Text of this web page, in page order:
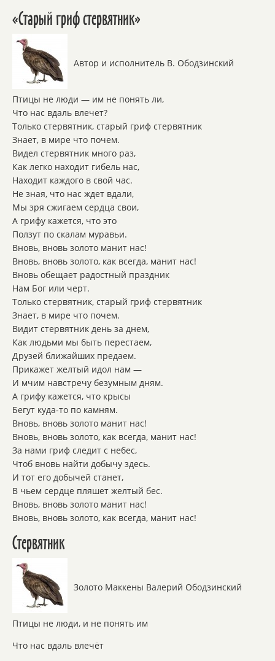
«Старый гриф стервятник»
Автор и исполнитель В. Ободзинский
Птицы не люди — им не понять ли,
Что нас вдаль влечет?
Только стервятник, старый гриф стервятник
Знает, в мире что почем.
Видел стервятник много раз,
Как легко находит гибель нас,
Находит каждого в свой час.
Не зная, что нас ждет вдали,
Мы зря сжигаем сердца свои,
А грифу кажется, что это
Ползут по скалам муравьи.
Вновь, вновь золото манит нас!
Вновь, вновь золото, как всегда, манит нас!
Вновь обещает радостный праздник
Нам Бог или черт.
Только стервятник, старый гриф стервятник
Знает, в мире что почем.
Видит стервятник день за днем,
Как людьми мы быть перестаем,
Друзей ближайших предаем.
Прикажет желтый идол нам —
И мчим навстречу безумным дням.
А грифу кажется, что крысы
Бегут куда-то по камням.
Вновь, вновь золото манит нас!
Вновь, вновь золото, как всегда, манит нас!
За нами гриф следит с небес,
Чтоб вновь найти добычу здесь.
И тот его добычей станет,
В чьем сердце пляшет желтый бес.
Вновь, вновь золото манит нас!
Вновь, вновь золото, как всегда, манит нас!
Стервятник
Золото Маккены Валерий Ободзинский
Птицы не люди, и не понять им
Что нас вдаль влечёт